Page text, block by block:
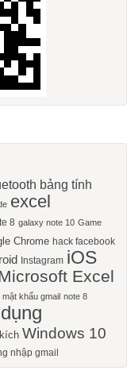
bảng tính
excel
8 galaxy note 10 Game
Chrome hack facebook
Instagram iOS
Excel
mật khẩu gmail note 8
Windows 10
nhập gmail